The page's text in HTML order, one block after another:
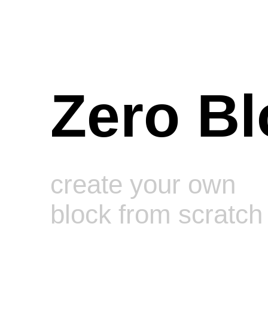
Zero
create your own
block from scratch